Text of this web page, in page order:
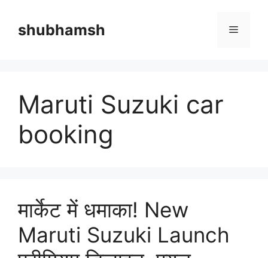
contentshubhamsh Menu
Maruti Suzuki car
booking
मार्केट में धमाका! New
Maruti Suzuki Launch